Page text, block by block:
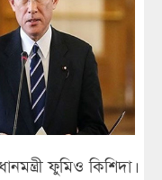
ফুমিও কিশিদা।